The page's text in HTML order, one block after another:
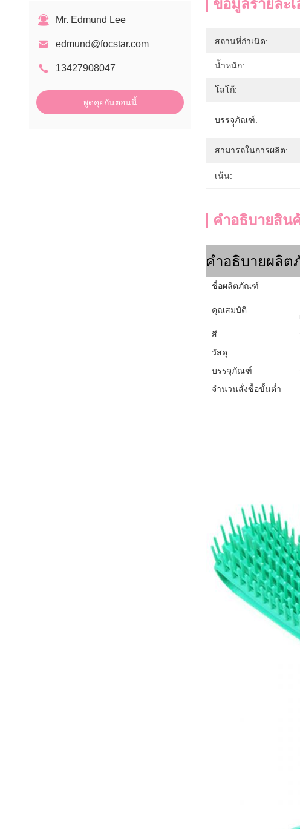
Mr. Edmund Lee
edmund@focstar.com
13427908047
พูดคุยกันตอนนี้
ข้อมูลรายละ
สถานที่กำเนิด:
น้ำหนัก:
โลโก้:
บรรจุุภัณฑ์:
สามารถในการผลิต:
เน้น:
คําอธิบายสิน
คำอธิบายผลิ
ชื่อผลิตภัณฑ์
คุณสมบัติ
สี
วัสดุ
บรรจุภัณฑ์
จำนวนสั่งซื้อขั้นต่ำ